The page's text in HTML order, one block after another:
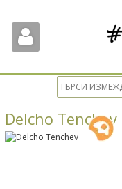
Delcho Tenchev